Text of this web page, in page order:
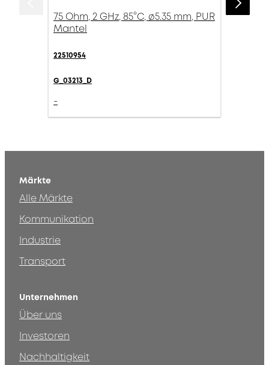
75 Ohm, 2 GHz, 85°C, ø5.35 mm, PUR
Mantel
22510954
G_03213_D
-
Märkte
Alle Märkte
Kommunikation
Industrie
Transport
Unternehmen
Über uns
Investoren
Nachhaltigkeit